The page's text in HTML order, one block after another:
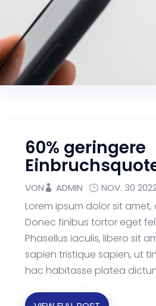
60% geringere
VON ADMIN NOV. 30
Lorem ipsum dolor sit
Donec finibus tortor eget
Phasellus iaculis, libero sit
sapien tristique sapien, ut
hac habitasse platea